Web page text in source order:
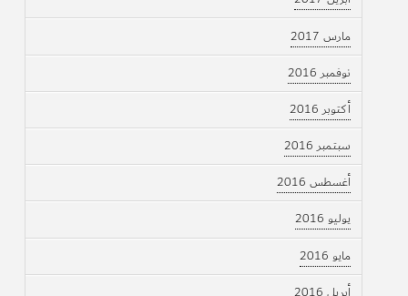
مارس 2017
نوفمبر 2016
أكتوبر 2016
سبتمبر 2016
أغسطس 2016
يوليو 2016
مايو 2016